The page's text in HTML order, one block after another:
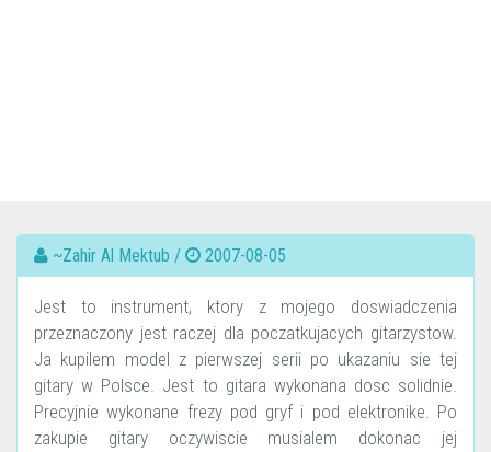
~Zahir Al Mektub / 2007-08-05
Jest to instrument, ktory z mojego doswiadczenia
przeznaczony jest raczej dla poczatkujacych gitarzystow.
Ja kupilem model z pierwszej serii po ukazaniu sie tej
gitary w Polsce. Jest to gitara wykonana dosc solidnie.
Precyjnie wykonane frezy pod gryf i pod elektronike. Po
zakupie gitary oczywiscie musialem dokonac jej